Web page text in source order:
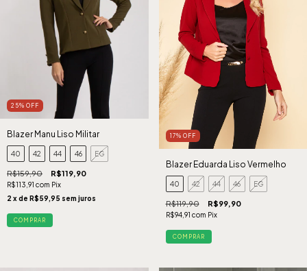
25% OFF
Blazer Manu Liso Militar
40 42 44 46 EG
R$159,90 R$119,90
R$113,91 com Pix
2 x de R$59,95 sem juros
COMPRAR
17% OFF
Blazer Eduarda Liso Vermelho
40 42 44 46 EG
R$119,90 R$99,90
R$94,91 com Pix
COMPRAR